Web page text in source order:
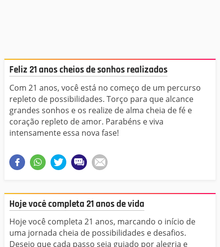
Feliz 21 anos cheios de sonhos realizados
Com 21 anos, você está no começo de um percurso
repleto de possibilidades. Torço para que alcance
grandes sonhos e os realize de alma cheia de fé e
coração repleto de amor. Parabéns e viva
intensamente essa nova fase!
Hoje você completa 21 anos de vida
Hoje você completa 21 anos, marcando o início de
uma jornada cheia de possibilidades e desafios.
Desejo que cada passo seja guiado por alegria e